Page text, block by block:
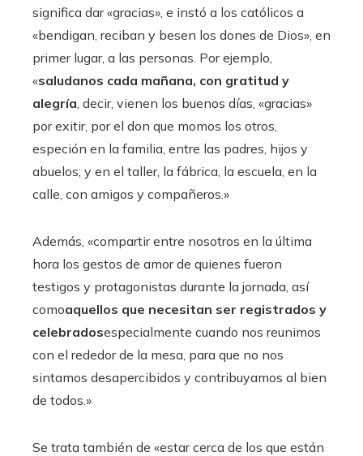
significa dar «gracias», e instó a los católicos a
«bendigan, reciban y besen los dones de Dios», en
primer lugar, a las personas. Por ejemplo,
«saludanos cada mañana, con gratitud y
alegría, decir, vienen los buenos días, «gracias»
por exitir, por el don que momos los otros,
especión en la familia, entre las padres, hijos y
abuelos; y en el taller, la fábrica, la escuela, en la
calle, con amigos y compañeros.»
Además, «compartir entre nosotros en la última
hora los gestos de amor de quienes fueron
testigos y protagonistas durante la jornada, así
comoaquellos que necesitan ser registrados y
celebradosespecialmente cuando nos reunimos
con el rededor de la mesa, para que no nos
sintamos desapercibidos y contribuyamos al bien
de todos.»
Se trata también de «estar cerca de los que están